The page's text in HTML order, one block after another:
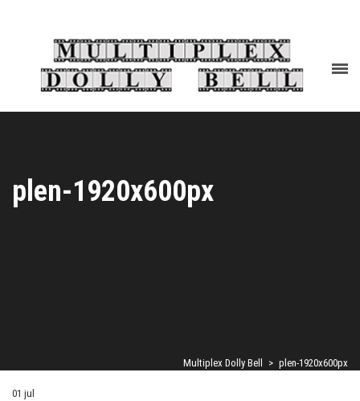
plen-1920x600px
Multiplex Dolly Bell > plen-1920x600px
01 jul